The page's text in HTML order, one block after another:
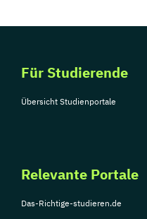
Für Studierende
Übersicht Studienportale
Relevante Portale
Das-Richtige-studieren.de